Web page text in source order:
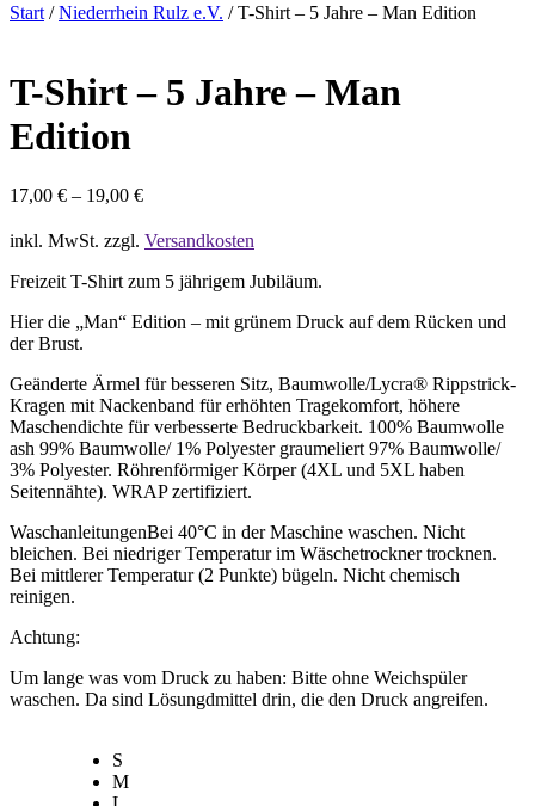
Start /Niederrhein Rulz e.V. / T-Shirt – 5 Jahre – Man Edition
T-Shirt – 5 Jahre – Man
Edition
17,00 € – 19,00 €
inkl. MwSt. zzgl. Versandkosten
Freizeit T-Shirt zum 5 jährigem Jubiläum.
Hier die „Man“ Edition – mit grünem Druck auf dem Rücken und
der Brust.
Geänderte Ärmel für besseren Sitz, Baumwolle/Lycra® Rippstrick-
Kragen mit Nackenband für erhöhten Tragekomfort, höhere
Maschendichte für verbesserte Bedruckbarkeit. 100% Baumwolle
ash 99% Baumwolle/ 1% Polyester graumeliert 97% Baumwolle/
3% Polyester. Röhrenförmiger Körper (4XL und 5XL haben
Seitennähte). WRAP zertifiziert.
WaschanleitungenBei 40°C in der Maschine waschen. Nicht
bleichen. Bei niedriger Temperatur im Wäschetrockner trocknen.
Bei mittlerer Temperatur (2 Punkte) bügeln. Nicht chemisch
reinigen.
Achtung:
Um lange was vom Druck zu haben: Bitte ohne Weichspüler
waschen. Da sind Lösungdmittel drin, die den Druck angreifen.
S
M